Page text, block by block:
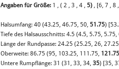
Angaben für Größe: 1 , ( 2 , 3 , 4 , 5) , [6, 7 , 8
Halsumfang: 40 (43.25, 46.75, 50, 51.75)
Tiefe des Halsausschnitts: 4.5 (4.5, 5.75, 5.75,
Länge der Rundpasse: 24.25 (25.25, 26,
Oberweite: 86.75 (95, 103.25, 111.75, 121.75
Untere Rumpflänge: 31 (31, 33, 34, 35) [35,